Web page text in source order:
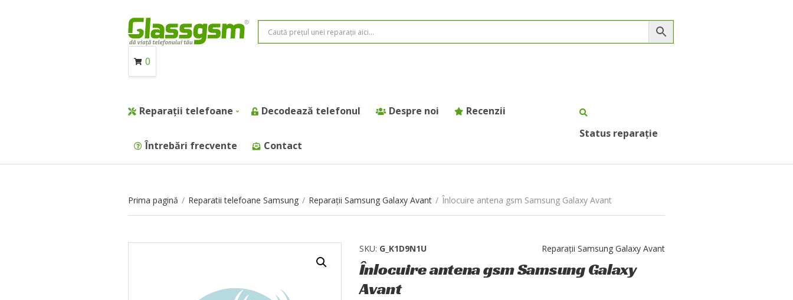
0
Reparații telefoane Decodează telefonul Despre noi Recenzii
Întrebări frecvente Contact
Status reparație
Prima pagină / Reparatii telefoane Samsung / Reparații Samsung Galaxy Avant / Înlocuire antena gsm Samsung Galaxy Avant
SKU: G_K1D9N1U Reparații Samsung Galaxy Avant
Înlocuire antena gsm Samsung Galaxy
Avant